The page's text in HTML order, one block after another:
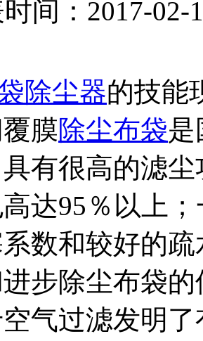
间：2017-02-
除尘器的技能
膜除尘布袋是
有很高的滤
达95％以上
数和较好的
步除尘布袋
气过滤发明